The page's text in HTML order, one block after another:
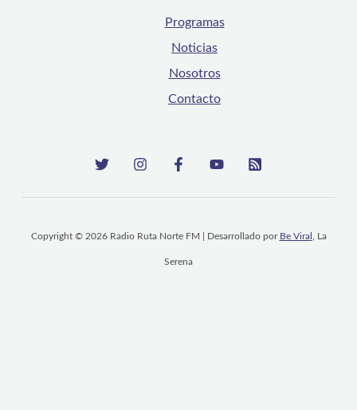
Programas
Noticias
Nosotros
Contacto
Copyright © 2026 Radio Ruta Norte FM | Desarrollado por Be Viral , La
Serena